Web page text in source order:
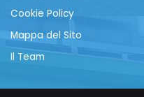
Cookie Policy
Mappa del Sito
Il Team